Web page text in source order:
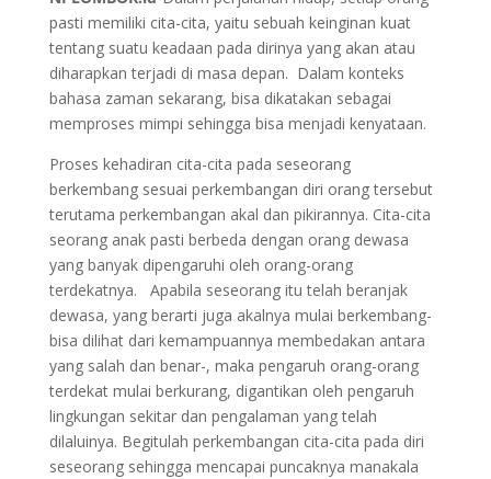
pasti memiliki cita-cita, yaitu sebuah keinginan kuat
tentang suatu keadaan pada dirinya yang akan atau
diharapkan terjadi di masa depan. Dalam konteks
bahasa zaman sekarang, bisa dikatakan sebagai
memproses mimpi sehingga bisa menjadi kenyataan.
Proses kehadiran cita-cita pada seseorang
berkembang sesuai perkembangan diri orang tersebut
terutama perkembangan akal dan pikirannya. Cita-cita
seorang anak pasti berbeda dengan orang dewasa
yang banyak dipengaruhi oleh orang-orang
terdekatnya. Apabila seseorang itu telah beranjak
dewasa, yang berarti juga akalnya mulai berkembang-
bisa dilihat dari kemampuannya membedakan antara
yang salah dan benar-, maka pengaruh orang-orang
terdekat mulai berkurang, digantikan oleh pengaruh
lingkungan sekitar dan pengalaman yang telah
dilaluinya. Begitulah perkembangan cita-cita pada diri
seseorang sehingga mencapai puncaknya manakala